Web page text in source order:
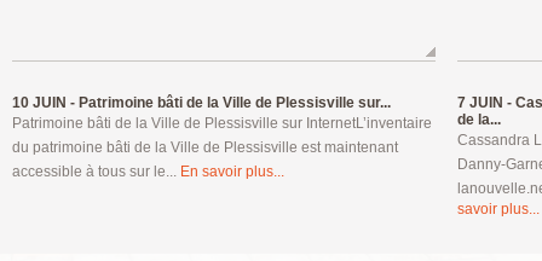
10 JUIN - Patrimoine bâti de la Ville de Plessisville sur...
Patrimoine bâti de la Ville de Plessisville sur InternetL’inventaire
du patrimoine bâti de la Ville de Plessisville est maintenant
accessible à tous sur le... En savoir plus...
7 JUIN -
de la...
Cassandra
Danny-
savoir plus...